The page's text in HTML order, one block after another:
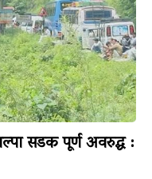
सडक पूर्ण अवरुद्ध :